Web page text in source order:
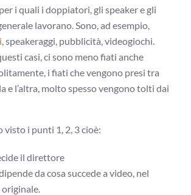
i quali i doppiatori, gli speaker e gli
lavorano. Sono, ad esempio,
, speakeraggi, pubblicità, videogiochi.
casi, ci sono meno fiati anche
i fiati che vengono presi tra
e l’altra, molto spesso vengono tolti dai
visto i punti 1, 2, 3 cioè:
il direttore
da cosa succede a video, nel